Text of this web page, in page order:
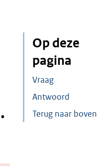
Op deze
pagina
Vraag
Antwoord
Terug naar boven